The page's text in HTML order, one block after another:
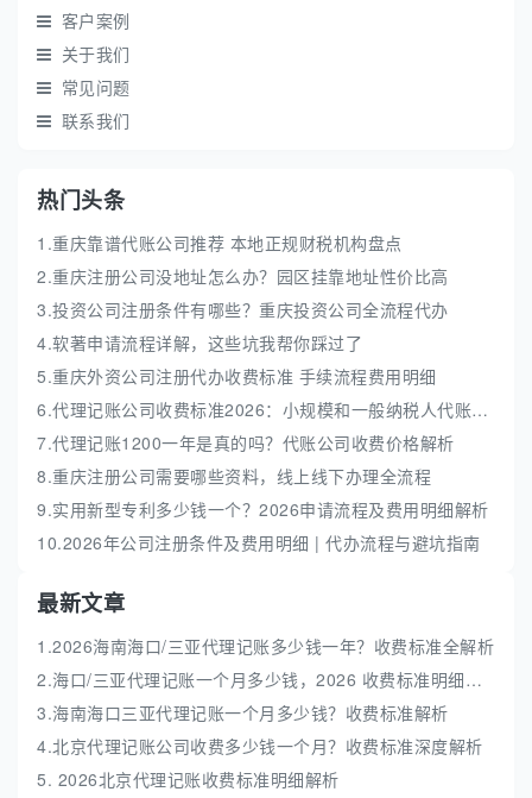
客户案例
关于我们
常见问题
联系我们
热门头条
1.重庆靠谱代账公司推荐 本地正规财税机构盘点
2.重庆注册公司没地址怎么办？园区挂靠地址性价比高
3.投资公司注册条件有哪些？重庆投资公司全流程代办
4.软著申请流程详解，这些坑我帮你踩过了
5.重庆外资公司注册代办收费标准 手续流程费用明细
6.代理记账公司收费标准2026：小规模和一般纳税人代账费解析
7.代理记账1200一年是真的吗？代账公司收费价格解析
8.重庆注册公司需要哪些资料，线上线下办理全流程
9.实用新型专利多少钱一个？2026申请流程及费用明细解析
10.2026年公司注册条件及费用明细 | 代办流程与避坑指南
最新文章
1.2026海南海口/三亚代理记账多少钱一年？收费标准全解析
2.海口/三亚代理记账一个月多少钱，2026 收费标准明细解析
3.海南海口三亚代理记账一个月多少钱？收费标准解析
4.北京代理记账公司收费多少钱一个月？收费标准深度解析
5. 2026北京代理记账收费标准明细解析